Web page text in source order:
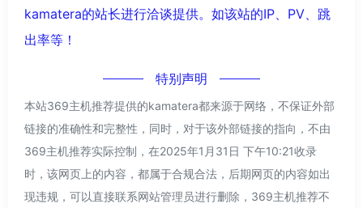
kamatera的站长进行洽谈提供。如该站的IP、PV、跳
出率等！
特别声明
本站369主机推荐提供的kamatera都来源于网络，不保证外部
链接的准确性和完整性，同时，对于该外部链接的指向，不由
369主机推荐实际控制，在2025年1月31日 下午10:21收录
时，该网页上的内容，都属于合规合法，后期网页的内容如出
现违规，可以直接联系网站管理员进行删除，369主机推荐不